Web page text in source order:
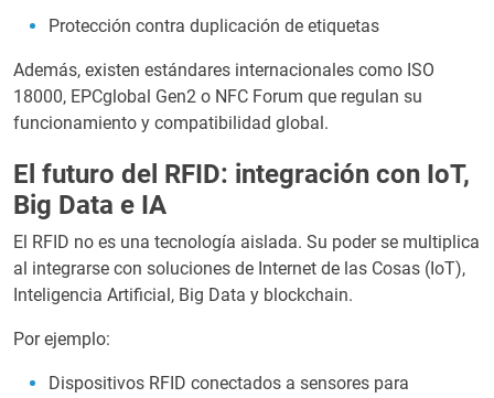
Protección contra duplicación de etiquetas
Además, existen estándares internacionales como ISO
18000, EPCglobal Gen2 o NFC Forum que regulan su
funcionamiento y compatibilidad global.
El futuro del RFID: integración con IoT,
Big Data e IA
El RFID no es una tecnología aislada. Su poder se multiplica
al integrarse con soluciones de Internet de las Cosas (IoT),
Inteligencia Artificial, Big Data y blockchain.
Por ejemplo:
Dispositivos RFID conectados a sensores para